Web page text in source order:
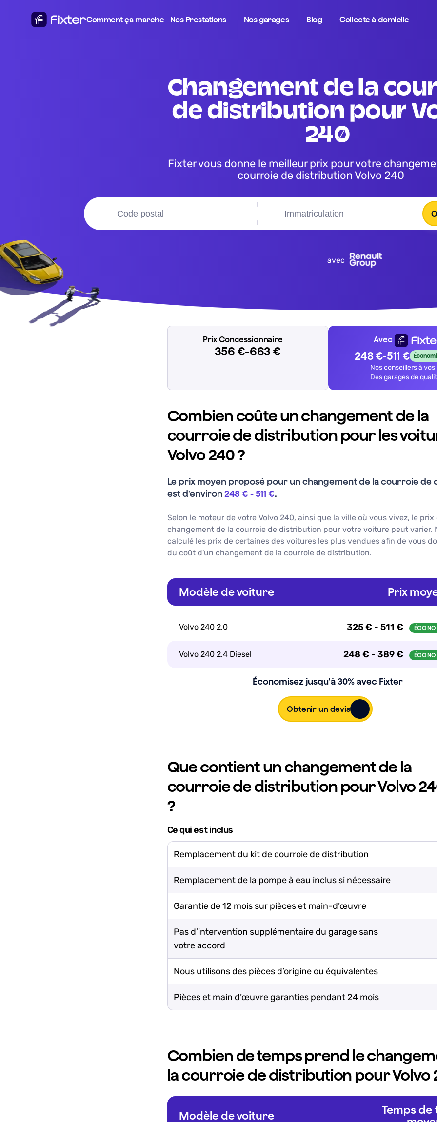
Nos Prestations Nos garages
Comment ça marche Blog Collecte à domicile
changement de la courroie
de distribution pour
240
Fixter vous donne le meilleur prix pour votre changement de la
courroie de distribution Volvo 240
avec
Avec
248 €-511 €
Nos conseillers à
Des garages de
Prix Concessionnaire
356 €-663 €
Combien coûte un changement de la
courroie de distribution pour les
Volvo 240 ?
Le prix moyen proposé pour unchangement de la courroie de
est d'environ248 € -511 €.
Selon le moteur de votre Volvo 240, ainsi que la ville où vous vivez, le prix
changement de la courroie de distribution pour votre voiture peut varier.
calculé les prix de certaines des voitures les plus vendues afin de vous
du coût d'un changement de la courroie de distribution.
Modèle de voiture Prix
Volvo 240 2.0 325 € - 511 €
Volvo 240 2.4 Diesel 248 € - 389 €
Économisez jusqu'à 30% avec Fixter
Obtenir un devis
Que contient un changement de la
courroie de distribution pour Volvo
?
Ce qui est inclus
Remplacement du kit de courroie de distribution
Remplacement de la pompe à eau inclus si nécessaire
Garantie de 12 mois sur pièces et main-d’œuvre
Pas d’intervention supplémentaire du garage sans
votre accord
Nous utilisons des pièces d’origine ou équivalentes
Pièces et main d’œuvre garanties pendant 24 mois
Combien de temps prend le
la courroie de distribution pour Volvo
Modèle de voiture
Temps de